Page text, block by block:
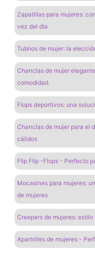
Zapatillas para mujeres:
vez del día
Tubnos de mujer: la
Chanclas de mujer
comodidad.
Flops deportivos: una
Chanclas de mujer para el
cálidos
Flip Flip -Flops - Perfecto
Mocasines para mujeres:
de mujeres
Creepers de mujeres:
Apartrilles de mujeres -